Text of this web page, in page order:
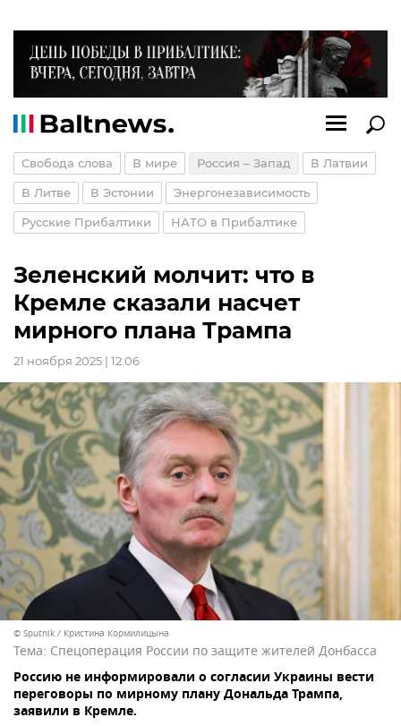
Свобода слова В мире Россия – Запад В Латвии
В Литве В Эстонии Энергонезависимость
Русские Прибалтики НАТО в Прибалтике
Зеленский молчит: что в
Кремле сказали насчет
мирного плана Трампа
21 ноября 2025 | 12:06
© Sputnik / Кристина Кормилицына
Тема: Спецоперация России по защите жителей Донбасса
Россию не информировали о согласии Украины вести
переговоры по мирному плану Дональда Трампа,
заявили в Кремле.